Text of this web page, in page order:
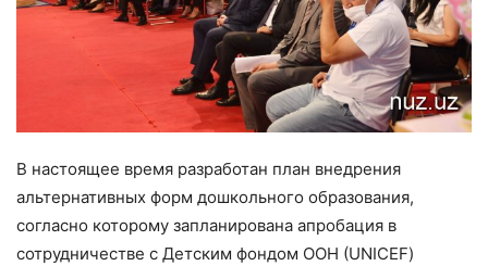
В настоящее время разработан план внедрения
альтернативных форм дошкольного образования,
согласно которому запланирована апробация в
сотрудничестве с Детским фондом ООН (UNICEF)